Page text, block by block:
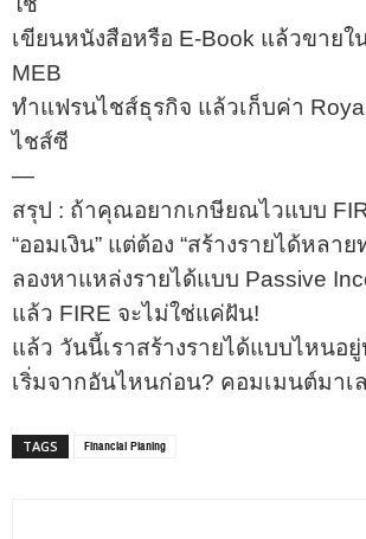
เขียนหนังสือหรือ E-Book แล้วขายใ
MEB
ทำแฟรนไชส์ธุรกิจ แล้วเก็บค่า
ไชส์ซี
—
สรุป : ถ้าคุณอยากเกษียณไวแบบ
“ออมเงิน” แต่ต้อง “สร้างรายได้หลาย
ลองหาแหล่งรายได้แบบ Passive
แล้ว FIRE จะไม่ใช่แค่ฝัน!
แล้ว วันนี้เราสร้างรายได้แบบไหนอ
เริ่มจากอันไหนก่อน? คอมเมนต์มาเ
TAGS Financial Planing